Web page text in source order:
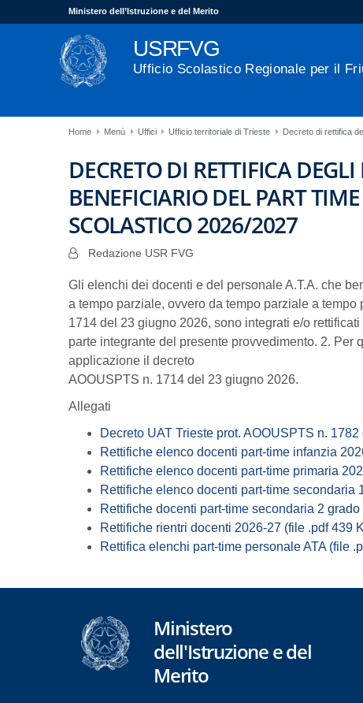
Ministero dell’Istruzione e del Merito
USRFVG
Ufficio Scolastico Regionale per il
Home Menù Uffici Ufficio territoriale di Trieste Decreto di rettifica
DECRETO DI RETTIFICA
BENEFICIARIO DEL PART
SCOLASTICO 2026/2027
Redazione USR FVG
Gli elenchi dei docenti e del personale A.T.A. che
a tempo parziale, ovvero da tempo parziale a
1714 del 23 giugno 2026, sono integrati e/o
parte integrante del presente provvedimento. 2. Per
applicazione il decreto
AOOUSPTS n. 1714 del 23 giugno 2026.
Allegati
Decreto UAT Trieste prot. AOOUSPTS n.
Rettifiche elenco docenti part-time infanzia
Rettifiche elenco docenti part-time primaria
Rettifiche elenco docenti part-time secondaria
Rettifiche docenti part-time secondaria 2
Rettifiche rientri docenti 2026-27 (file .pdf 439
Rettifica elenchi part-time personale ATA (file
Ministero
dell'Istruzione e del
Merito